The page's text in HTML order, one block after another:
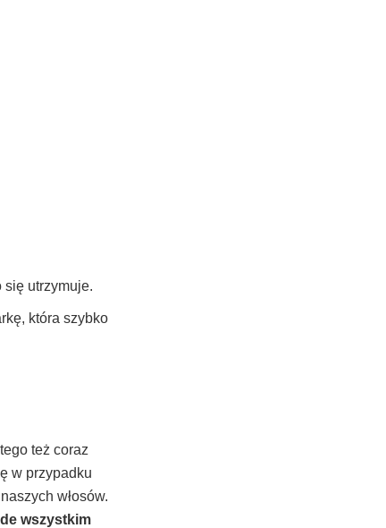
się utrzymuje.
która szybko
też coraz
w przypadku
włosów.
wszystkim